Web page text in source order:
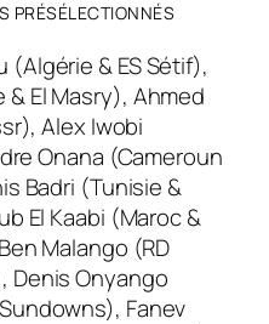
PRÉSÉLECTIONNÉS
& ES Sétif),
El Masry), Ahmed
Alex Iwobi
Onana (Cameroun
Badri (Tunisie &
El Kaabi (Maroc &
Malango (RD
Denis Onyango
Fanev